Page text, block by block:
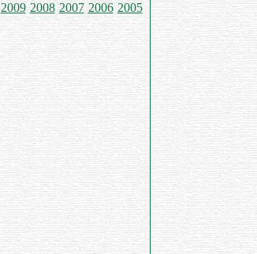
2009 2008 2007 2006 2005